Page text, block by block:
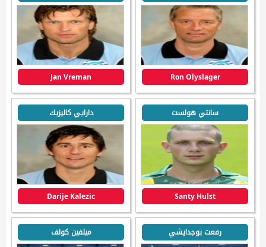
Ron Olyslager
Jan Vreman
سانتي هولست
Santy Hulst
دارايي كاليزيك
Darije Kalezic
رفعت بوجدايشي ميلفين كولف